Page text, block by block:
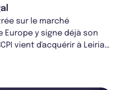
sur le marché
Europe y signe déjà son
vient d'acquérir à Leiria,
établis...